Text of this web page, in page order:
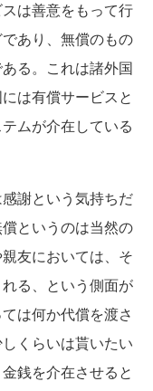
は善意をもって行
あり、無償のもの
る。これは諸外国
は有償サービスと
ムが介在している
謝という気持ちだ
というのは当然の
友においては、そ
る、という側面が
は何か代償を渡さ
くらいは貰いたい
銭を介在させると